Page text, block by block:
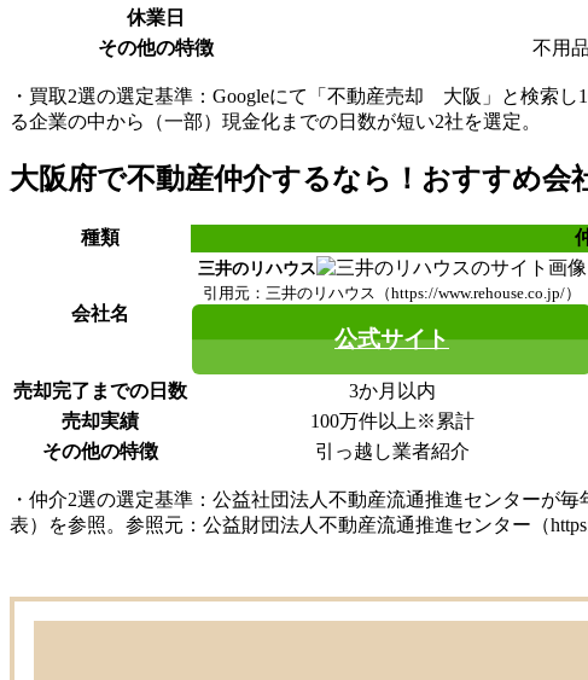
休業日
その他の特徴
不用
・買取2選の選定基準：Googleにて「不動産売却 大阪」と検索
る企業の中から（一部）現金化までの日数が短い2社を選定。
大阪府で不動産仲介するなら！おすすめ会
種類
会社名
三井のリハウス
引用元：三井のリハウス（https://www.rehouse.co.jp/）
公式サイト
売却完了までの日数 3か月以内
売却実績
100万件以上※累計
その他の特徴
引っ越し業者紹介
・仲介2選の選定基準：公益社団法人不動産流通推進センターが
表）を参照。参照元：公益財団法人不動産流通推進センター（